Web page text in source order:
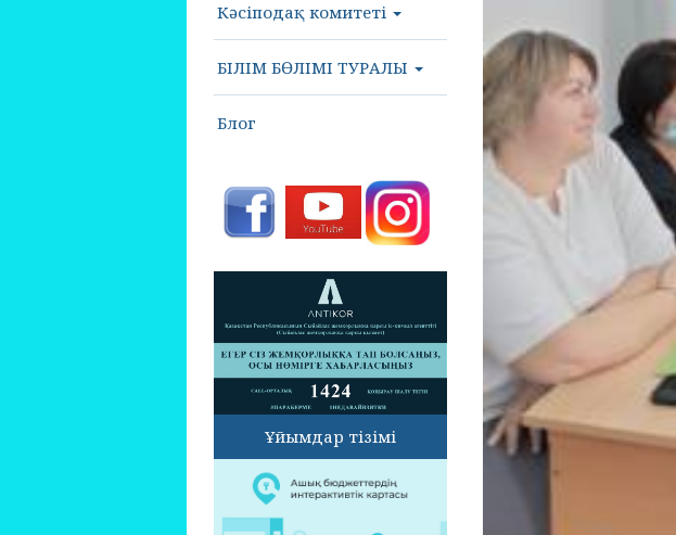
Кәсіподақ комитеті
БІЛІМ БӨЛІМІ ТУРАЛЫ
Блог
Ұйымдар тізімі